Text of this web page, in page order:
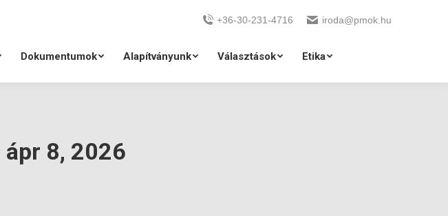
+36-30-231-4716 iroda@pmok.hu
Dokumentumok Alapítványunk Választások Etika
ápr 8, 2026